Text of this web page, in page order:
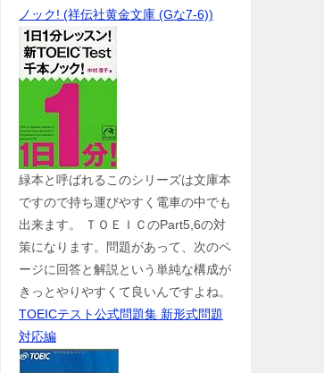
ノック! (祥伝社黄金文庫 (Gな7-6))
緑本と呼ばれるこのシリーズは文庫本
ですので持ち運びやすく電車の中でも
出来ます。 ＴＯＥＩＣのPart5,6の対
策になります。問題があって、次のペ
ージに回答と解説という単純な構成が
きっとやりやすくて良いんですよね。
TOEICテスト公式問題集 新形式問題
対応編